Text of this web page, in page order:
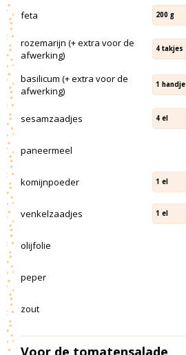
feta 200 g
rozemarijn (+ extra voor de
afwerking)
4 takjes
basilicum (+ extra voor de
afwerking)
1 handje
sesamzaadjes 4 el
paneermeel
komijnpoeder 1 el
venkelzaadjes 1 el
olijfolie
peper
zout
Voor de tomatensalade